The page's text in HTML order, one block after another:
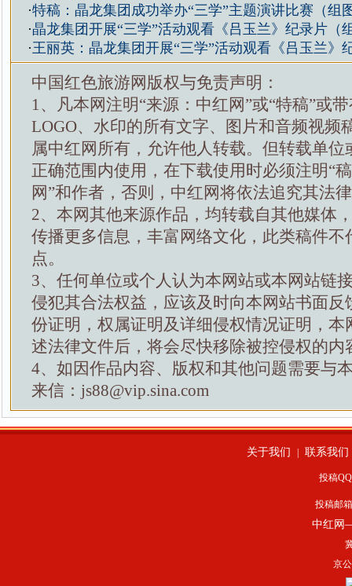
·特稿：晶龙集团成功举办“三学”主题演讲比赛（组
·晶龙集团开展“三学”活动观看《吕玉兰》纪录片（
·王丽英：晶龙集团开展“三学”活动观看《吕玉兰》
中国红色旅游网版权与免责声明：
1、凡本网注明“来源：中红网”或“特稿”或
LOGO、水印的所有文字、图片和音频视频
属中红网所有，允许他人转载。但转载单位
正确范围内使用，在下载使用时必须注明“
网”和作者，否则，中红网将依法追究其法
2、本网其他来源作品，均转载自其他媒体
传播更多信息，丰富网络文化，此类稿件不
点。
3、任何单位或个人认为本网站或本网站链
侵犯其合法权益，应该及时向本网站书面反
份证明，权属证明及详细侵权情况证明，本
述法律文件后，将会尽快移除被控侵权的内
4、如因作品内容、版权和其他问题需要与
来信：js88@vip.sina.com
关于我们 联系我们
投稿
投稿邮
中红网
京